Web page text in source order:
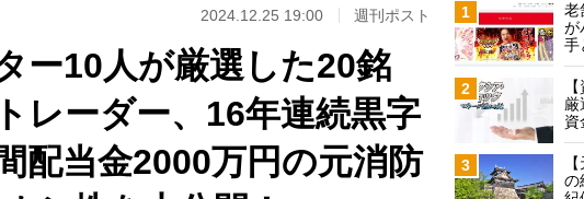
2024.12.25 19:00 週刊ポスト
ー10人が厳選した20銘
レーダー、16年連続黒字
配当金2000万円の元消防
1
老
が
手
2
厳
資
3
の